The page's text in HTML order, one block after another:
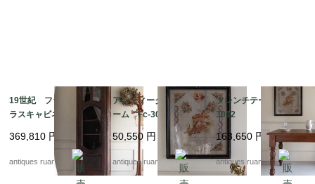
19世紀 フランスのガ
ラスキャビネット Fc-
369,810 円
antiques ruan
アンティーク刺繍フレ
ーム Fc-3062
50,550 円
antiques ruan
フレンチテーブル Fc-
3012
163,650 円
antiques ruan